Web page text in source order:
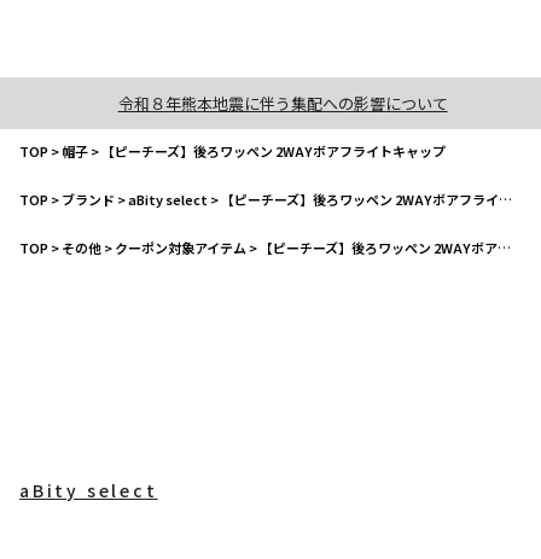
令和８年熊本地震に伴う集配への影響について
TOP>帽子> 【ピーチーズ】後ろワッペン 2WAYボアフライトキャップ
TOP>ブランド >aBity select > 【ピーチーズ】後ろワッペン 2WAYボアフライトキャップ
TOP>その他>クーポン対象アイテム > 【ピーチーズ】後ろワッペン 2WAYボアフライトキャップ
aBity select